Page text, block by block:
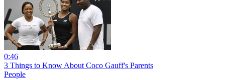
0:46
3 Things to Know About Coco Gauff's Parents
People